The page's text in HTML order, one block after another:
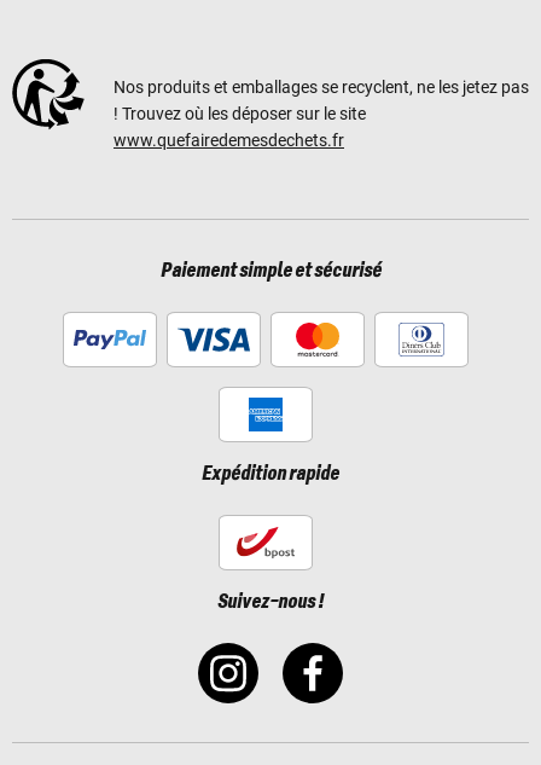
Nos produits et emballages se recyclent, ne les jetez pas
! Trouvez où les déposer sur le site
www.quefairedemesdechets.fr
Paiement simple et sécurisé
Expédition rapide
Suivez-nous !